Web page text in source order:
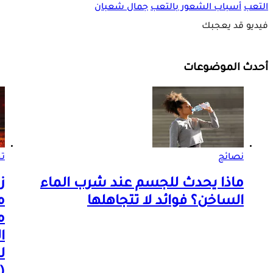
التعب أسباب الشعور بالتعب جمال شعبان
فيديو قد يعجبك
أحدث الموضوعات
نصائح
ماذا يحدث للجسم عند شرب الماء
الساخن؟ فوائد لا تتجاهلها